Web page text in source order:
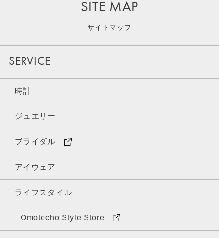
SITE MAP
サイトマップ
SERVICE
時計
ジュエリー
ブライダル
アイウェア
ライフスタイル
Omotecho Style Store